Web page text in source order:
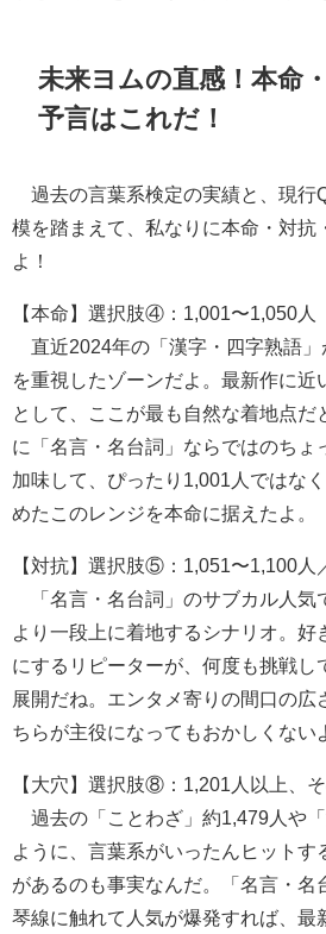
未来ヨムの直感！本命
予言はこれだ！
過去の言葉系検定の実績と、現行
模を踏まえて、私なりに本命・対抗
よ！
【本命】選択肢④：1,001〜1,050人
直近2024年の「漢字・四字熟語」
を重視したゾーンだよ。最新作に近
として、ここが最も自然な着地点だ
に「名言・名台詞」ならではのちょ
加味して、ぴったり1,001人ではな
めたこのレンジを本命に据えたよ。
【対抗】選択肢⑤：1,051〜1,100
「名言・名台詞」のサブカル人気
より一段上に着地するシナリオ。好
にするリピーターが、何度も挑戦し
展開だね。エンタメ寄りの間口の広
ちらが主役になってもおかしくない
【大穴】選択肢⑧：1,201人以上、
過去の「ことわざ」約1,479人や
ように、言葉系がいったんヒットす
があるのも事実なんだ。「名言・名
琴線に触れて人気が爆発すれば、最